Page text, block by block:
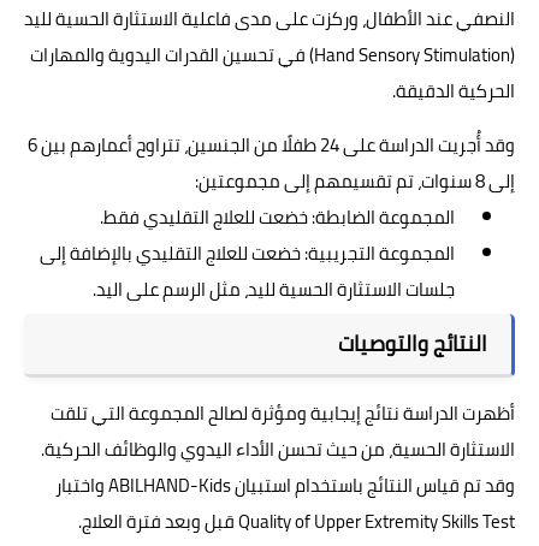
النصفي عند الأطفال، وركزت على مدى فاعلية الاستثارة الحسية لليد
(Hand Sensory Stimulation) في تحسين القدرات اليدوية والمهارات
الحركية الدقيقة.
وقد أُجريت الدراسة على 24 طفلًا من الجنسين، تتراوح أعمارهم بين 6
إلى 8 سنوات، تم تقسيمهم إلى مجموعتين:
المجموعة الضابطة: خضعت للعلاج التقليدي فقط.
المجموعة التجريبية: خضعت للعلاج التقليدي بالإضافة إلى
جلسات الاستثارة الحسية لليد، مثل الرسم على اليد.
النتائج والتوصيات
أظهرت الدراسة نتائج إيجابية ومؤثرة لصالح المجموعة التي تلقت
الاستثارة الحسية، من حيث تحسن الأداء اليدوي والوظائف الحركية.
وقد تم قياس النتائج باستخدام استبيان ABILHAND-Kids واختبار
Quality of Upper Extremity Skills Test قبل وبعد فترة العلاج.